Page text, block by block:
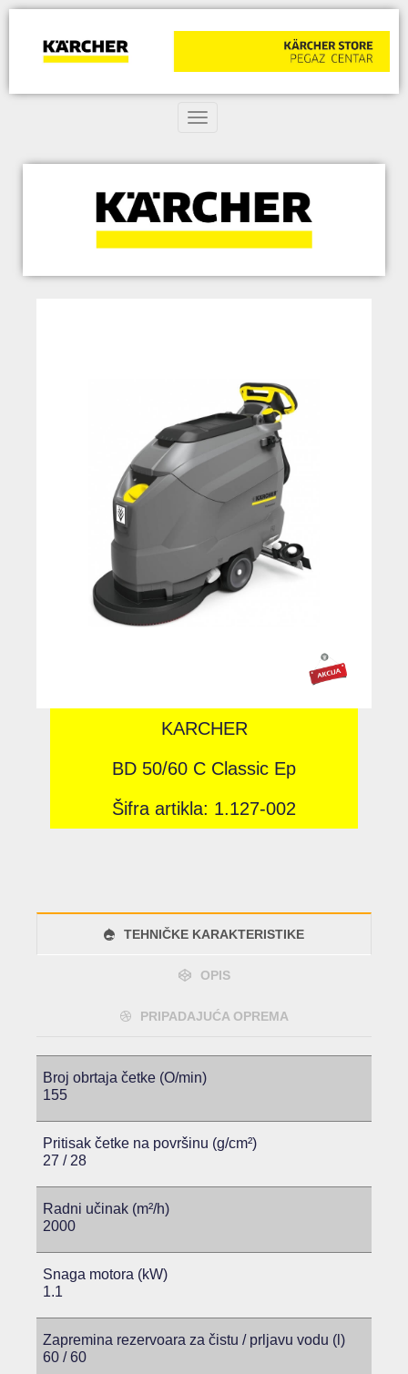
Toggle navigation
KARCHER
BD 50/60 C Classic Ep
Šifra artikla: 1.127-002
TEHNIČKE KARAKTERISTIKE
OPIS
PRIPADAJUĆA OPREMA
Broj obrtaja četke (O/min)
155
Pritisak četke na površinu (g/cm²)
27 / 28
Radni učinak (m²/h)
2000
Snaga motora (kW)
1.1
Zapremina rezervoara za čistu / prljavu vodu (l)
60 / 60